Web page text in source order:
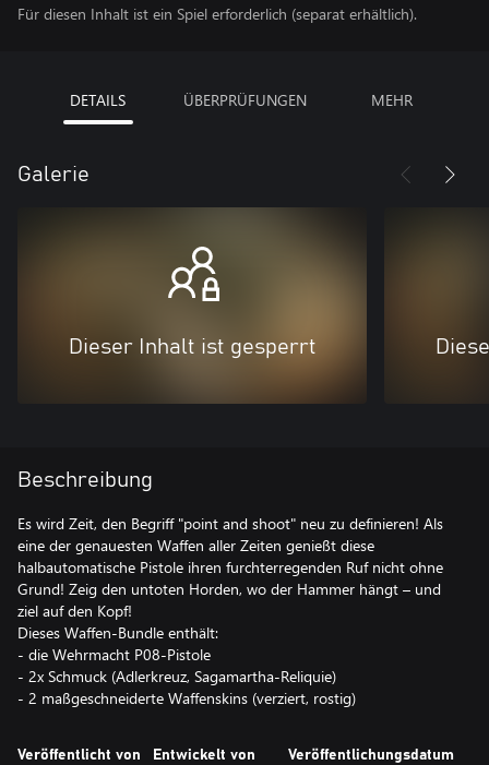
Für diesen Inhalt ist ein Spiel erforderlich (separat erhältlich).
DETAILS ÜBERPRÜFUNGEN MEHR
Galerie
Dieser Inhalt ist gesperrt
Beschreibung
Es wird Zeit, den Begriff "point and shoot" neu zu definieren! Als
eine der genauesten Waffen aller Zeiten genießt diese
halbautomatische Pistole ihren furchterregenden Ruf nicht ohne
Grund! Zeig den untoten Horden, wo der Hammer hängt – und
ziel auf den Kopf!
Dieses Waffen-Bundle enthält:
- die Wehrmacht P08-Pistole
- 2x Schmuck (Adlerkreuz, Sagamartha-Reliquie)
- 2 maßgeschneiderte Waffenskins (verziert, rostig)
Veröffentlicht von Entwickelt von Veröffentlichungsdatum